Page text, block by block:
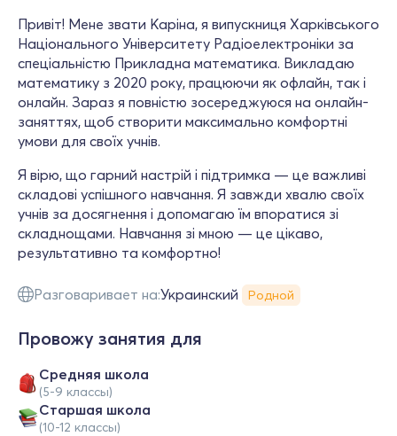
Привіт! Мене звати Каріна, я випускниця Харківського
Національного Університету Радіоелектроніки за
спеціальністю Прикладна математика. Викладаю
математику з 2020 року, працюючи як офлайн, так і
онлайн. Зараз я повністю зосереджуюся на онлайн-
заняттях, щоб створити максимально комфортні
умови для своїх учнів.
Я вірю, що гарний настрій і підтримка — це важливі
складові успішного навчання. Я завжди хвалю своїх
учнів за досягнення і допомагаю їм впоратися зі
складнощами. Навчання зі мною — це цікаво,
результативно та комфортно!
Разговаривает на:Украинский Родной
Провожу занятия для
Средняя школа
(5-9 классы)
Cтаршая школа
(10-12 классы)